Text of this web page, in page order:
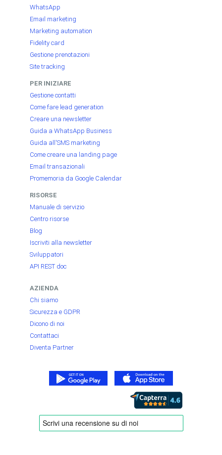
WhatsApp
Email marketing
Marketing automation
Fidelity card
Gestione prenotazioni
Site tracking
PER INIZIARE
Gestione contatti
Come fare lead generation
Creare una newsletter
Guida a WhatsApp Business
Guida all'SMS marketing
Come creare una landing page
Email transazionali
Promemoria da Google Calendar
RISORSE
Manuale di servizio
Centro risorse
Blog
Iscriviti alla newsletter
Sviluppatori
API REST doc
AZIENDA
Chi siamo
Sicurezza e GDPR
Dicono di noi
Contattaci
Diventa Partner